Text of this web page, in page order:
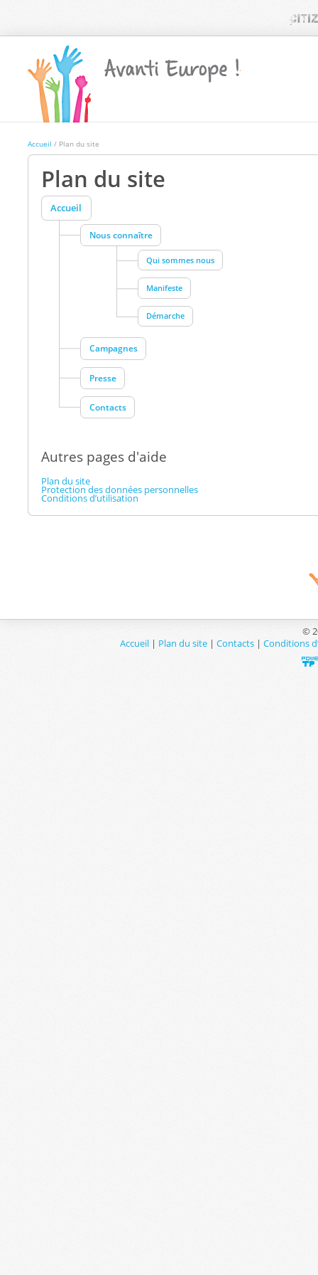
Accueil / Plan du site
Plan du site
Accueil
Nous connaître
Qui sommes nous
Manifeste
Démarche
Campagnes
Presse
Contacts
Autres pages d'aide
Plan du site
Protection des données personnelles
Conditions d’utilisation
©
Accueil | Plan du site | Contacts | Conditions